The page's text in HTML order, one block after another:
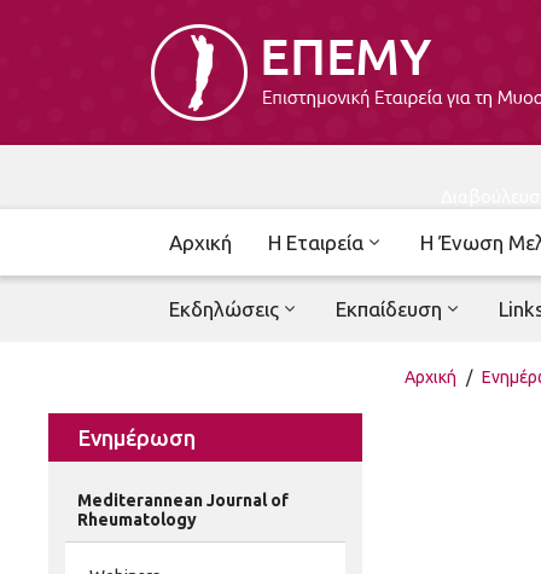
Αρχική Η Εταιρεία Η Ένωση
Εκδηλώσεις Εκπαίδευση
Αρχική /
Ενημέρωση
Mediterannean Journal of
Rheumatology